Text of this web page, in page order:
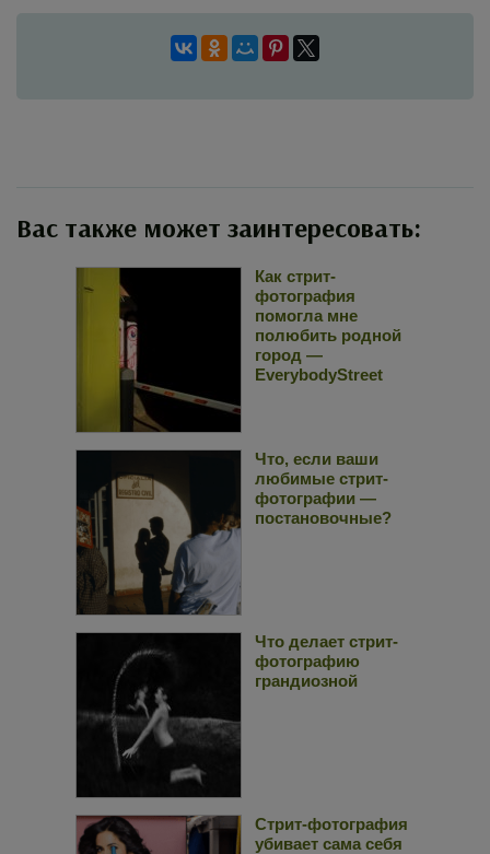
Вас также может заинтересовать:
Как стрит-
фотография
помогла мне
полюбить родной
город —
EverybodyStreet
Что, если ваши
любимые стрит-
фотографии —
постановочные?
Что делает стрит-
фотографию
грандиозной
Стрит-фотография
убивает сама себя